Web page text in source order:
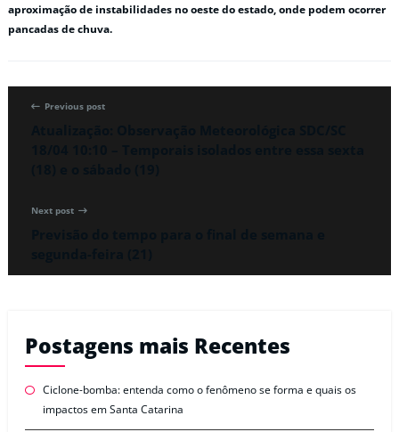
aproximação de instabilidades no oeste do estado, onde podem ocorrer
pancadas de chuva.
Previous post
Next post
Postagens mais Recentes
Ciclone-bomba: entenda como o fenômeno se forma e quais os
impactos em Santa Catarina